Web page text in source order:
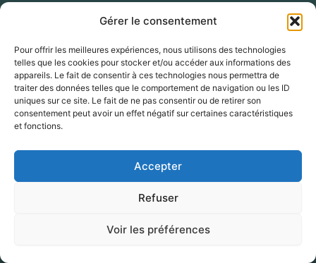
Gérer le consentement
Pour offrir les meilleures expériences, nous utilisons des technologies
telles que les cookies pour stocker et/ou accéder aux informations des
appareils. Le fait de consentir à ces technologies nous permettra de
traiter des données telles que le comportement de navigation ou les ID
uniques sur ce site. Le fait de ne pas consentir ou de retirer son
consentement peut avoir un effet négatif sur certaines caractéristiques
et fonctions.
Accepter
Refuser
Voir les préférences
info@corporatemobilities.com
06 76 05 33 38
57 rue d'Amsterdam 75008 Paris